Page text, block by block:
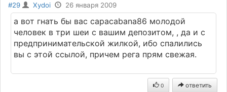
#29 Xydoi 26 января 2009
а вот гнать бы вас capacabana86 молодой
человек в три шеи с вашим депозитом, , да и с
предпринимательской жилкой, ибо спалились
вы с этой ссылой, причем рега прям свежая.
0 ответить